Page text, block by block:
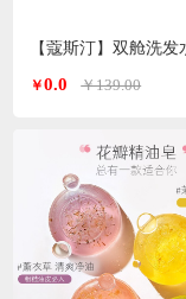
￥0.0 ￥139.00